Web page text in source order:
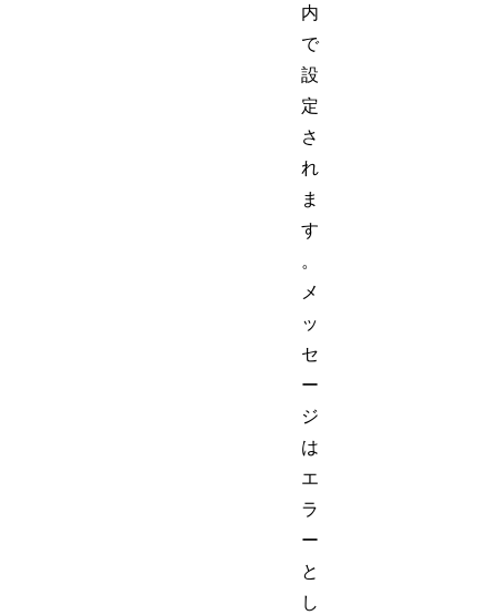
内
で
設
定
さ
れ
ま
す
。
メ
ッ
セ
ー
ジ
は
エ
ラ
ー
と
し